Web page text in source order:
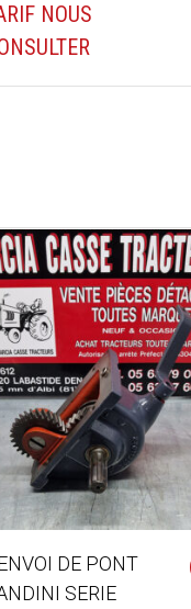
NOUS
DE PONT
SERIE